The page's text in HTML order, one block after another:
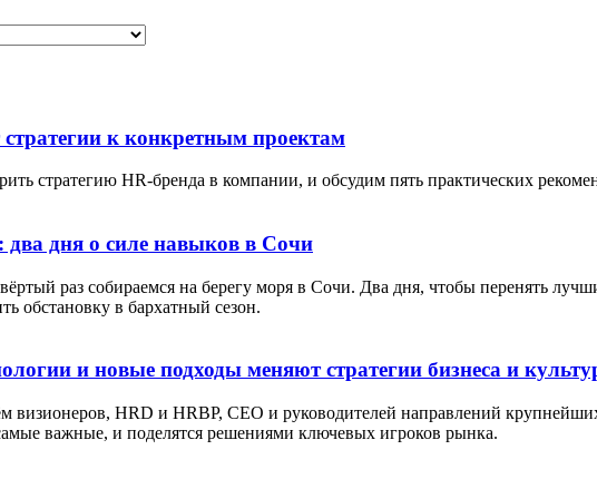
к конкретным проектам
стратегию HR-бренда в компании, и обсудим пять практических
дня о силе навыков в Сочи
раз собираемся на берегу моря в Сочи. Два дня, чтобы перенять
обстановку в бархатный сезон.
и новые подходы меняют стратегии бизнеса и
визионеров, HRD и HRBP, СЕО и руководителей направлений
важные, и поделятся решениями ключевых игроков рынка.